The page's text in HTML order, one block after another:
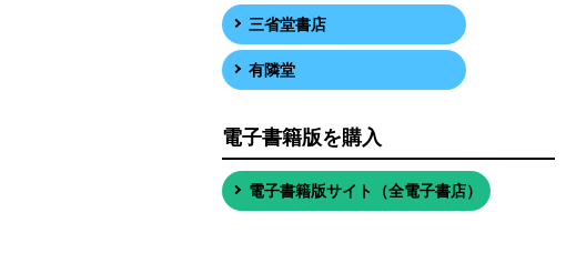
三省堂書店
有隣堂
電子書籍版を購入
電子書籍版サイト（全電子書店）